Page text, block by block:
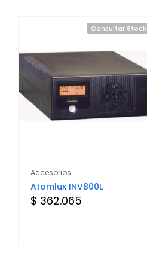
Consultar Stock
Accesorios
Atomlux INV800L
$ 362.065